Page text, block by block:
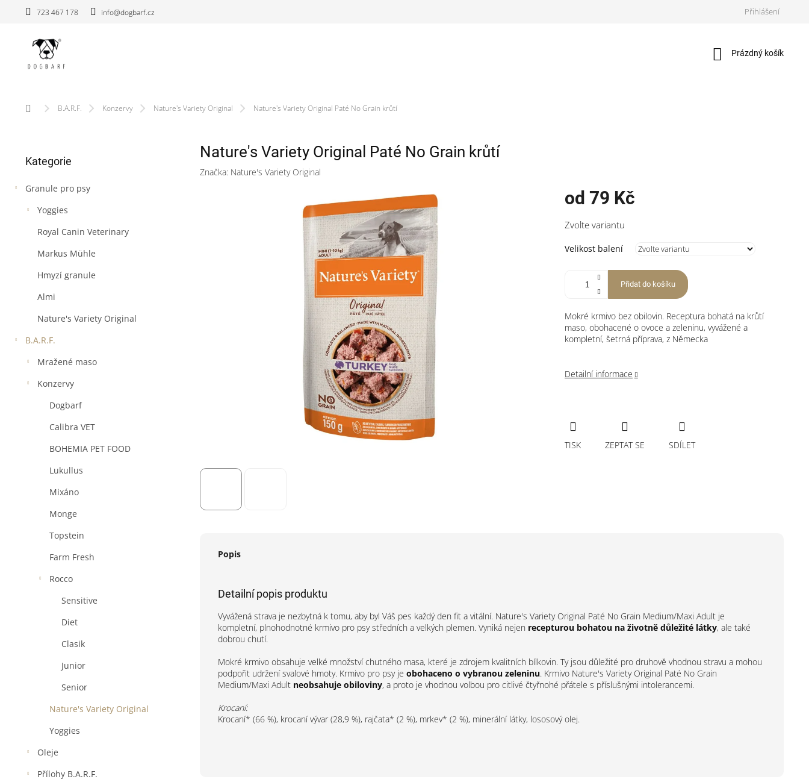
723 467 178 info@dogbarf.cz Přihlášení
Nákupní
Prázdný košík
Domů B.A.R.F. Konzervy Nature's Variety Original Nature's Variety Original Paté No Grain krůtí
s
r
a
kategorie
Kategorie
Granule pro psy
Yoggies
Royal Canin Veterinary
Markus Mühle
Hmyzí granule
Almi
Nature's Variety Original
B.A.R.F.
Mražené maso
Konzervy
Dogbarf
Calibra VET
BOHEMIA PET FOOD
Lukullus
Mixáno
Monge
Topstein
Farm Fresh
Rocco
Sensitive
Diet
Clasik
Junior
Senior
Nature's Variety Original
Yoggies
Oleje
Přílohy B.A.R.F.
Nature's Variety Original Paté No Grain krůtí
Značka: Nature's Variety Original
od 79 Kč
cena:
Zvolte variantu
Velikost balení
Přidat do košíku
Mokré krmivo bez obilovin. Receptura bohatá na krůtí
maso, obohacené o ovoce a zeleninu, vyvážené a
kompletní, šetrná příprava, z Německa
Detailní informace
TISK ZEPTAT SE SDÍLET
Popis
Detailní popis produktu
Vyvážená strava je nezbytná k tomu, aby byl Váš pes každý den fit a vitální. Nature's Variety Original Paté No Grain Medium/Maxi Adult je
kompletní, plnohodnotné krmivo pro psy středních a velkých plemen. Vyniká nejen recepturou bohatou na životně důležité látky, ale také
dobrou chutí.
Mokré krmivo obsahuje velké množství chutného masa, které je zdrojem kvalitních bílkovin. Ty jsou důležité pro druhově vhodnou stravu a mohou
podpořit udržení svalové hmoty. Krmivo pro psy je obohaceno o vybranou zeleninu. Krmivo Nature's Variety Original Paté No Grain
Medium/Maxi Adult neobsahuje obiloviny, a proto je vhodnou volbou pro citlivé čtyřnohé přátele s příslušnými intolerancemi.
Krocaní:
Krocaní* (66 %), krocaní vývar (28,9 %), rajčata* (2 %), mrkev* (2 %), minerální látky, lososový olej.